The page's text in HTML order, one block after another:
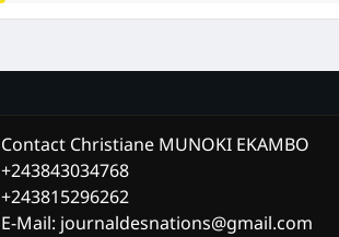
Contact Christiane MUNOKI EKAMBO
+243843034768
+243815296262
E-Mail: journaldesnations@gmail.com